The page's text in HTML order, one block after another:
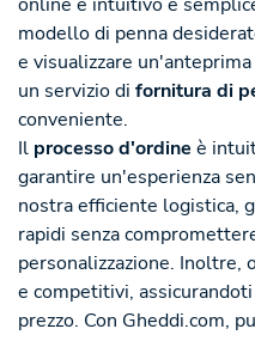
modello di penna
e visualizzare
un servizio di fornitura di
conveniente.
Il processo d'ordine è
garantire un'esperienza
nostra efficiente logistica,
rapidi senza
personalizzazione.
e competitivi,
prezzo. Con Gheddi.com,